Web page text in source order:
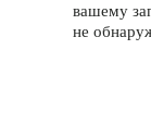
вашему
не